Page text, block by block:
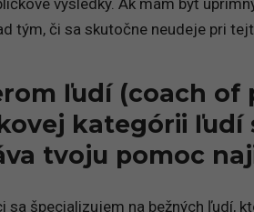
výsledky. Ak mám byť
tým, či sa skutočne neudeje pri
ľudí (coach of
kategórii ľudí
tvoju pomoc
sa špecializujem na bežných ľudí,